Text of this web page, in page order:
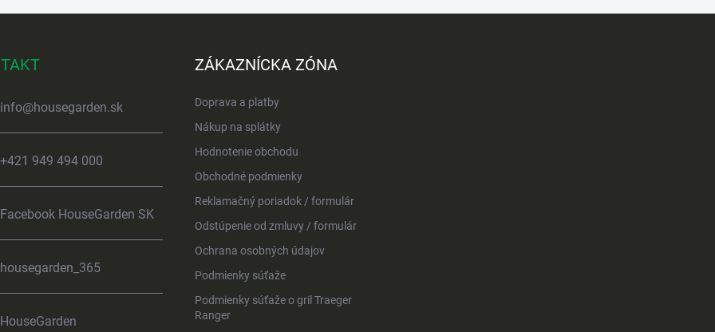
info@housegarden.sk
+421 949 494 000
Facebook HouseGarden SK
housegarden_365
HouseGarden
ZÁKAZNÍCKA ZÓNA
Doprava a platby
Nákup na splátky
Hodnotenie obchodu
Obchodné podmienky
Reklamačný poriadok / formulár
Odstúpenie od zmluvy / formulár
Ochrana osobných údajov
Podmienky súťaže
Podmienky súťaže o gril Traeger
Ranger